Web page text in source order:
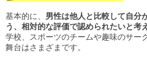
基本的に、 男性は他人と比較して自分
う、相対的な評価で認められたいと考
学校、スポーツのチームや趣味のサー
舞台はさまざまです。